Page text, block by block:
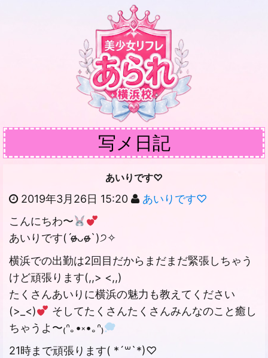
写メ日記
あいりです♡
2019年3月26日 15:20
あいりです♡
こんにちわ〜
あいりです(ˊo̶̶̷ᴗo̶̶̷`)੭✧
横浜での出勤は2回目だからまだまだ緊張しちゃう
けど頑張ります(,,> <,,)
たくさんあいりに横浜の魅力も教えてください
(>_<)
そしてたくさんたくさんみんなのこと癒し
ちゃうよ〜₍ᐢ｡•༝•｡ᐢ₎
21時まで頑張ります( *´꒳`*)♡